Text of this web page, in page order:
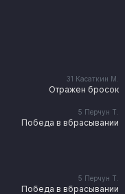
31 Касаткин М.
Отражен бросок
5 Перчун Т.
Победа в вбрасывании
5 Перчун Т.
Победа в вбрасывании